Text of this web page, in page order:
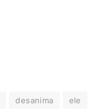
desanima
ele